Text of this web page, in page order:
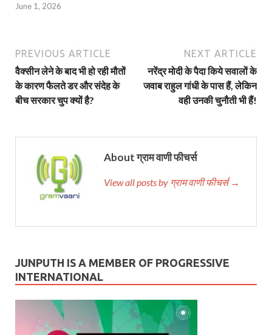
June 1, 2026
PREVIOUS ARTICLE
वैक्सीन लेने के बाद भी हो रही मौतों
के कारण फैलते डर और संदेह के
बीच सरकार चुप क्यों है?
NEXT ARTICLE
नरेंद्र मोदी के पैदा किये सवालों के
जवाब राहुल गांधी के पास हैं, लेकिन
वही उनकी चुनौती भी हैं!
About ग्राम वाणी फीचर्स
View all posts by ग्राम वाणी फीचर्स →
JUNPUTH IS A MEMBER OF PROGRESSIVE
INTERNATIONAL